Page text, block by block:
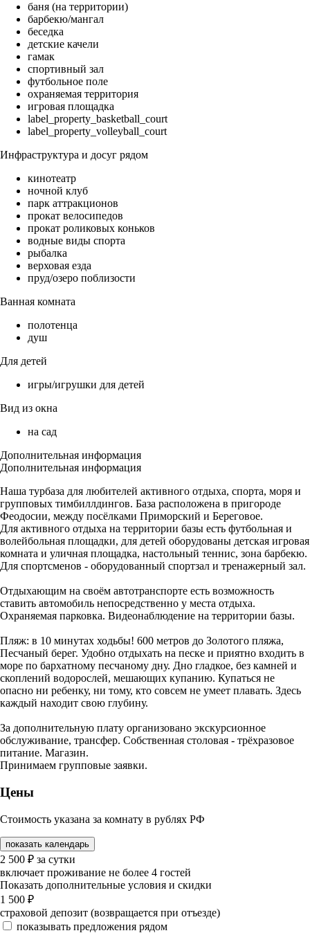
баня (на территории)
барбекю/мангал
беседка
детские качели
гамак
спортивный зал
футбольное поле
охраняемая территория
игровая площадка
label_property_basketball_court
label_property_volleyball_court
Инфраструктура и досуг рядом
кинотеатр
ночной клуб
парк аттракционов
прокат велосипедов
прокат роликовых коньков
водные виды спорта
рыбалка
верховая езда
пруд/озеро поблизости
Ванная комната
полотенца
душ
Для детей
игры/игрушки для детей
Вид из окна
на сад
Дополнительная информация
Дополнительная информация
Наша турбаза для любителей активного отдыха, спорта, моря и
групповых тимбиллдингов. База расположена в пригороде
Феодосии, между посёлками Приморский и Береговое.
Для активного отдыха на территории базы есть футбольная и
волейбольная площадки, для детей оборудованы детская игровая
комната и уличная площадка, настольный теннис, зона барбекю.
Для спортсменов - оборудованный спортзал и тренажерный зал.
Отдыхающим на своём автотранспорте есть возможность
ставить автомобиль непосредственно у места отдыха.
Охраняемая парковка. Видеонаблюдение на территории базы.
Пляж: в 10 минутах ходьбы! 600 метров до Золотого пляжа,
Песчаный берег. Удобно отдыхать на песке и приятно входить в
море по бархатному песчаному дну. Дно гладкое, без камней и
скоплений водорослей, мешающих купанию. Купаться не
опасно ни ребенку, ни тому, кто совсем не умеет плавать. Здесь
каждый находит свою глубину.
За дополнительную плату организовано экскурсионное
обслуживание, трансфер. Собственная столовая - трёхразовое
питание. Магазин.
Принимаем групповые заявки.
Цены
Стоимость указана за комнату в рублях РФ
показать календарь
2 500 ₽ за сутки
включает проживание не более 4 гостей
Показать дополнительные условия и скидки
1 500 ₽
страховой депозит (возвращается при отъезде)
показывать предложения рядом